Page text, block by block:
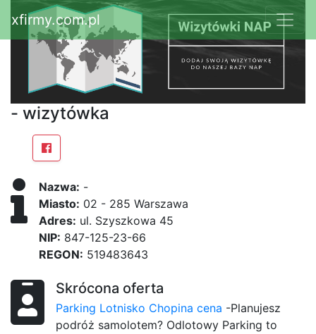
xfirmy.com.pl
- wizytówka
Nazwa: -
Miasto: 02 - 285 Warszawa
Adres: ul. Szyszkowa 45
NIP: 847-125-23-66
REGON: 519483643
Skrócona oferta
Parking Lotnisko Chopina cena -Planujesz
podróż samolotem? Odlotowy Parking to